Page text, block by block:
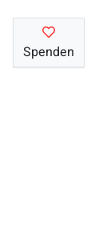
Spenden